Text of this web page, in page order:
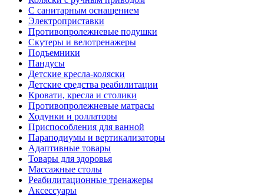
С санитарным оснащением
Электроприставки
Противопролежневые подушки
Скутеры и велотренажеры
Подъемники
Пандусы
Детские кресла-коляски
Детские средства реабилитации
Кровати, кресла и столики
Противопролежневые матрасы
Ходунки и роллаторы
Приспособления для ванной
Параподиумы и вертикализаторы
Адаптивные товары
Товары для здоровья
Массажные столы
Реабилитационные тренажеры
Аксессуары